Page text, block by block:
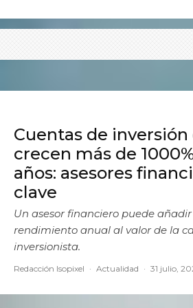
Cuentas de
crecen más de
años: asesores
clave
Un asesor financiero puede
rendimiento anual al valor de la
inversionista.
Redacción Isopixel · Actualidad · 31 julio,